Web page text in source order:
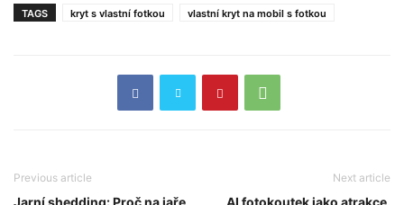
TAGS kryt s vlastní fotkou vlastní kryt na mobil s fotkou
Previous article Next article